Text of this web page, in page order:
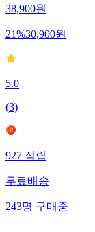
38,900원
21%30,900원
5.0
(3)
927 적립
무료배송
243명 구매중